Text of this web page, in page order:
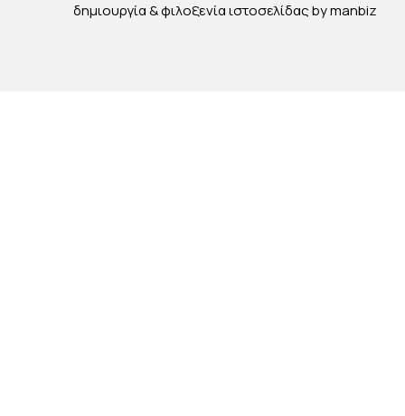
δημιουργία & φιλοξενία ιστοσελίδας bymanbiz